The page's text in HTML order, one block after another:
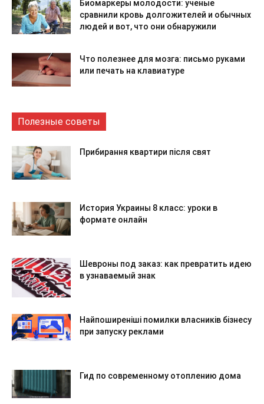
Биомаркеры молодости: ученые
сравнили кровь долгожителей и обычных
людей и вот, что они обнаружили
Что полезнее для мозга: письмо руками
или печать на клавиатуре
Полезные советы
Прибирання квартири після свят
История Украины 8 класс: уроки в
формате онлайн
Шевроны под заказ: как превратить идею
в узнаваемый знак
Найпоширеніші помилки власників бізнесу
при запуску реклами
Гид по современному отоплению дома